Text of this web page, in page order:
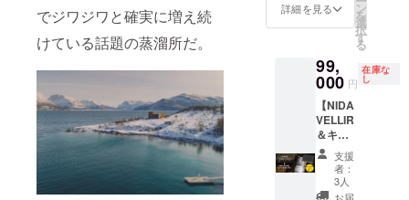
でジワジワと確実に増え続
けている話題の蒸溜所だ。
だし、
2024/7/
1以前に
がオー
プンし
ている
場合、
当リ
ターン
の支援
者様
は、実
【特典
Lがラン
ダムで
各メン
バー様
のドイ
ツ/ヴァ
イキン
グ名を
付け、
クラ
ファン
になっ
た場合
のメン
バー割
引は
5％OFF
となり
ます。
＊楽天
ショッ
12％OF
Fでお買
できま
す。 ＊
12％OF
Fは当ク
ラファ
ンの
み！当
クラ
ファン
終了後
ルトウ
イス
500ml ×
1本（販
売予定
価格
29,000
円） ※
これは
お酒で
す。20
了後に
当社確
残った
場合に
限り通
常販売
を致し
ます。
■内容
BIVRO
STヴァ
ディン
ジェク
トにて
「BIVR
OST
ミッド
ガルド
北極シ
ングル
モルト
売価格
にてご
提供致
す。
58,000
円
→39,00
（税・
つの世
界シ
数限定
北極シ
ングル
モルト
ウイス
キー第4
番
「ヨー
トゥン
ハイ
詳細を見る ン
を
選
択
す
る
99,
000 円
在庫な
し
【NIDA
VELLIR
＆キン
グズバ
レル会
員権
SET限
支援
者：
3人